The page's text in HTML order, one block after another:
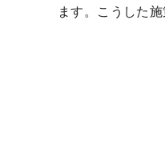
ます。こうした